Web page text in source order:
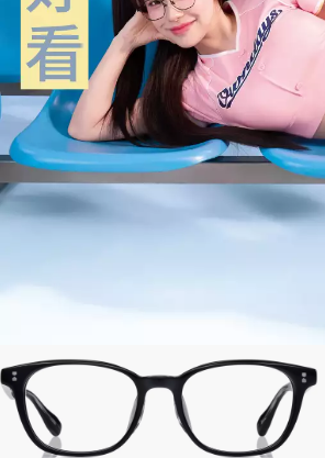
人氣眼鏡排行榜